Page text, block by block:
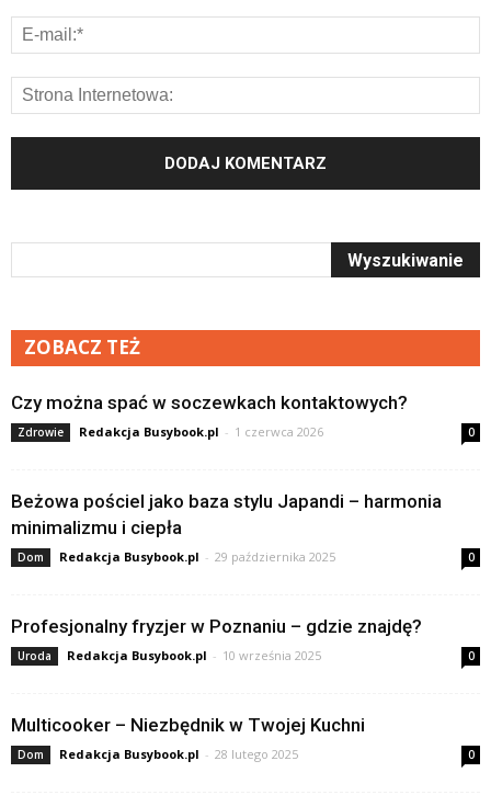
ZOBACZ TEŻ
Czy można spać w soczewkach kontaktowych?
Zdrowie Redakcja Busybook.pl - 1 czerwca 2026 0
Beżowa pościel jako baza stylu Japandi – harmonia
minimalizmu i ciepła
Dom Redakcja Busybook.pl - 29 października 2025 0
Profesjonalny fryzjer w Poznaniu – gdzie znajdę?
Uroda Redakcja Busybook.pl - 10 września 2025 0
Multicooker – Niezbędnik w Twojej Kuchni
Dom Redakcja Busybook.pl - 28 lutego 2025 0